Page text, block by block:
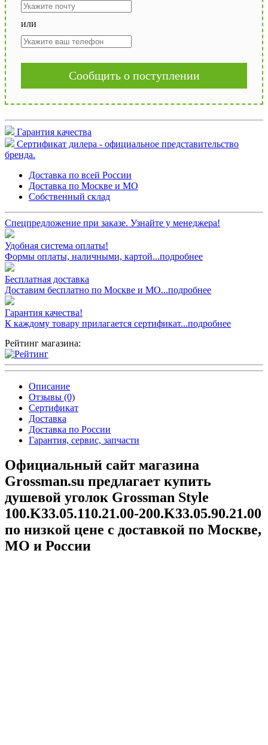
или
Сообщить о поступлении
Гарантия качества
Сертификат дилера - официальное представительство
бренда.
Доставка по всей России
Доставка по Москве и МО
Собственный склад
Спецпредложение при заказе. Узнайте у менеджера!
Удобная система оплаты!
Формы оплаты, наличными, картой...подробнее
Бесплатная доставка
Доставим бесплатно по Москве и МО...подробнее
Гарантия качества!
К каждому товару прилагается сертификат...подробнее
Рейтинг магазина:
Описание
Отзывы (0)
Сертификат
Доставка
Доставка по России
Гарантия, сервис, запчасти
Официальный сайт магазина
Grossman.su предлагает купить
душевой уголок Grossman Style
100.K33.05.110.21.00-200.K33.05.90.21.00
по низкой цене с доставкой по Москве,
МО и России